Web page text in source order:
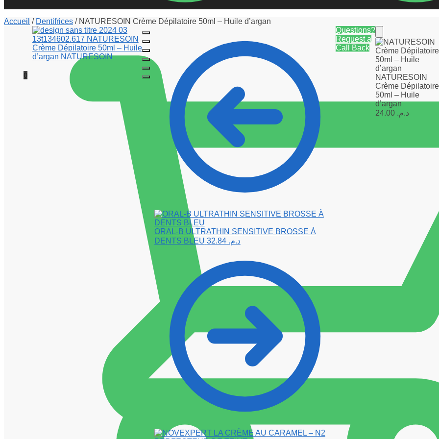
0
Accueil / Dentifrices / NATURESOIN Crème Dépilatoire 50ml – Huile d’argan
ORAL-B ULTRATHIN SENSITIVE BROSSE À
DENTS BLEU
د.م. 32.84
Questions?
Request a
Call Back
NATURESOIN
Crème Dépilatoire
50ml – Huile
d’argan
د.م.